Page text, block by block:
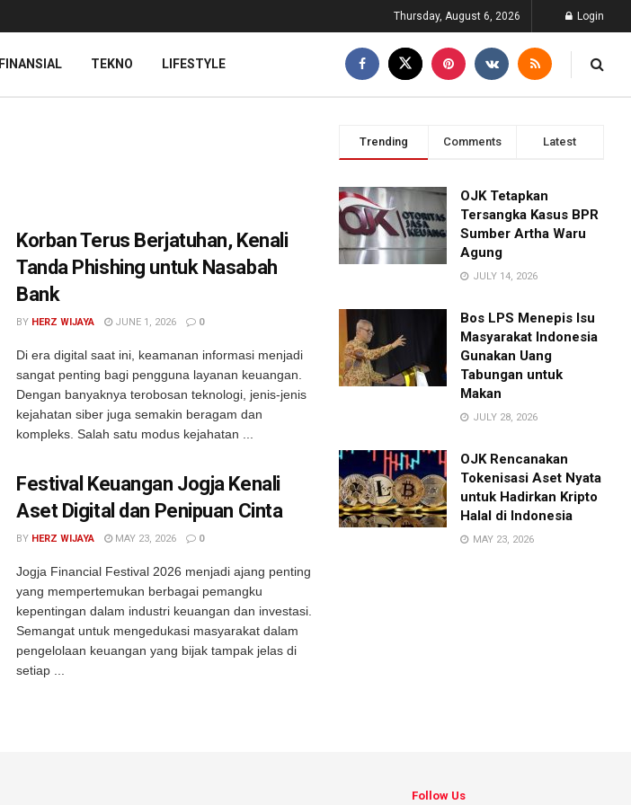
Thursday, August 6, 2026 Login
FINANSIAL TEKNO LIFESTYLE
Korban Terus Berjatuhan, Kenali
Tanda Phishing untuk Nasabah
Bank
BY HERZ WIJAYA JUNE 1, 2026 0
Di era digital saat ini, keamanan informasi menjadi
sangat penting bagi pengguna layanan keuangan.
Dengan banyaknya terobosan teknologi, jenis-jenis
kejahatan siber juga semakin beragam dan
kompleks. Salah satu modus kejahatan ...
Festival Keuangan Jogja Kenali
Aset Digital dan Penipuan Cinta
BY HERZ WIJAYA MAY 23, 2026 0
Jogja Financial Festival 2026 menjadi ajang penting
yang mempertemukan berbagai pemangku
kepentingan dalam industri keuangan dan investasi.
Semangat untuk mengedukasi masyarakat dalam
pengelolaan keuangan yang bijak tampak jelas di
setiap ...
Trending Comments Latest
OJK Tetapkan
Tersangka Kasus BPR
Sumber Artha Waru
Agung
JULY 14, 2026
Bos LPS Menepis Isu
Masyarakat Indonesia
Gunakan Uang
Tabungan untuk
Makan
JULY 28, 2026
OJK Rencanakan
Tokenisasi Aset Nyata
untuk Hadirkan Kripto
Halal di Indonesia
MAY 23, 2026
Follow Us